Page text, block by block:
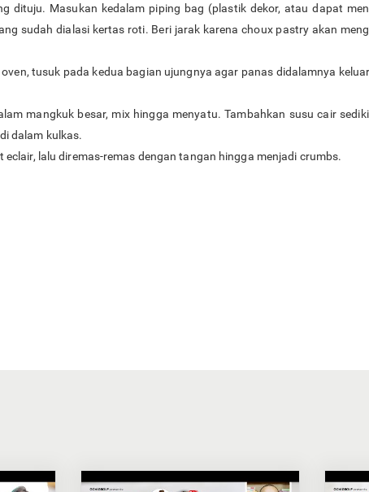
dituju. Masukan kedalam piping bag (plastik dekor, atau dapat
sudah dialasi kertas roti. Beri jarak karena choux pastry akan
tusuk pada kedua bagian ujungnya agar panas didalamnya
mangkuk besar, mix hingga menyatu. Tambahkan susu cair
dalam kulkas.
lalu diremas-remas dengan tangan hingga menjadi crumbs.